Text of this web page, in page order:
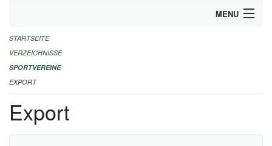
MENU
ALLGEMEINE INFORMATIONEN
FINANZIELLE UNTERSTÜTZUNG BENÖTIGT?
KONTAKT
STARTSEITE
VERZEICHNISSE
SPORTVEREINE
EXPORT
Export